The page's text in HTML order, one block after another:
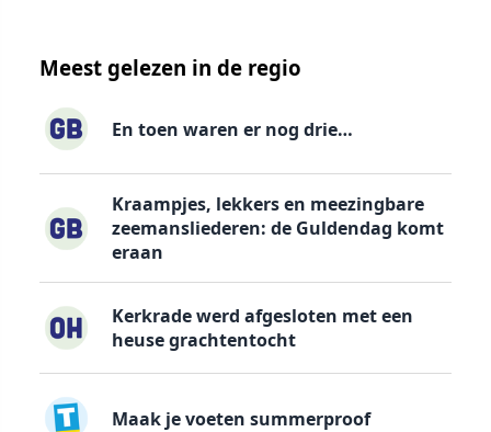
Meest gelezen in de regio
En toen waren er nog drie…
Kraampjes, lekkers en meezingbare
zeemansliederen: de Guldendag komt
eraan
Kerkrade werd afgesloten met een
heuse grachtentocht
Maak je voeten summerproof